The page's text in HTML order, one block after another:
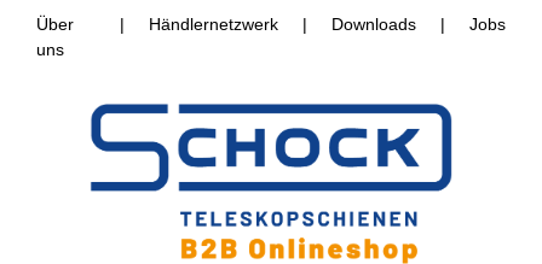
Über
uns
| Händlernetzwerk | Downloads | Jobs